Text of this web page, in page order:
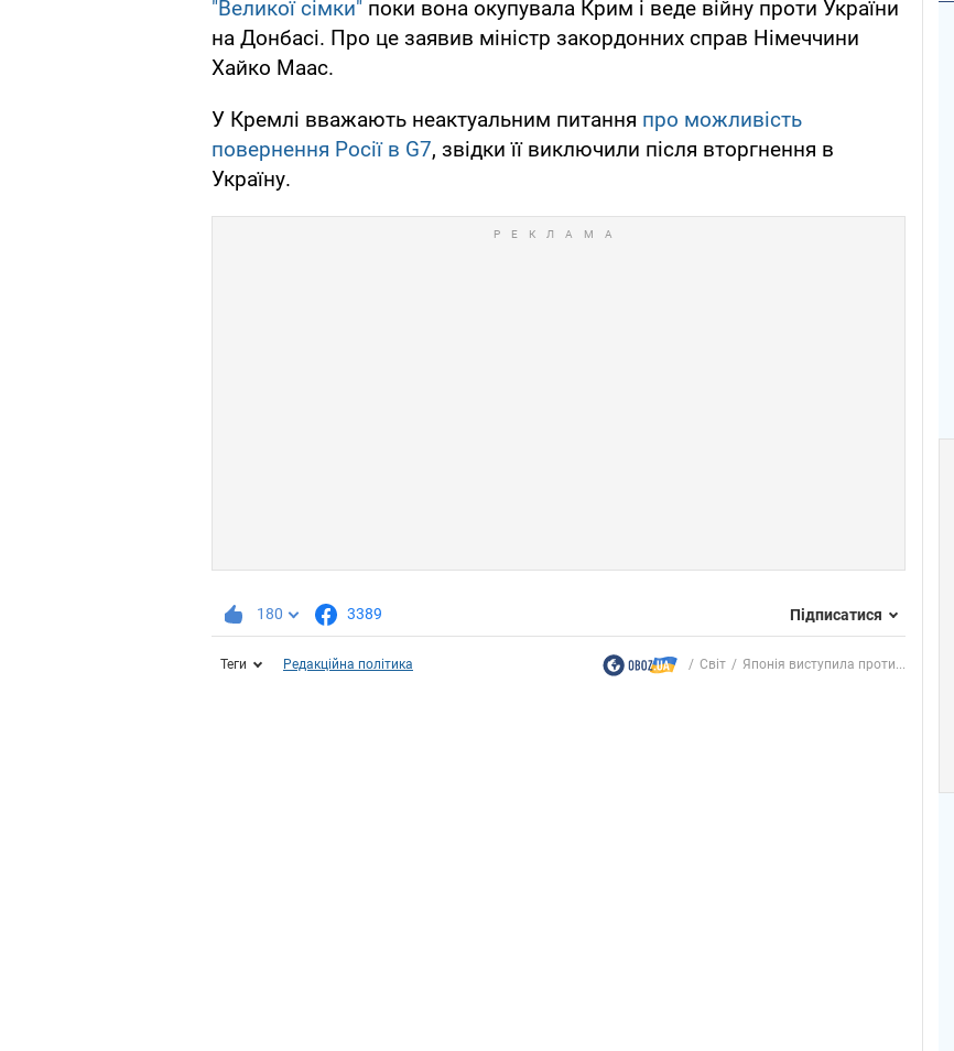
"Великої сімки" поки вона окупувала Крим і веде війну проти України
на Донбасі. Про це заявив міністр закордонних справ Німеччини
Хайко Маас.
У Кремлі вважають неактуальним питання про можливість
повернення Росії в G7, звідки її виключили після вторгнення в
Україну.
180 3389 Підписатися
Теги Редакційна політика Світ Японія виступила проти...